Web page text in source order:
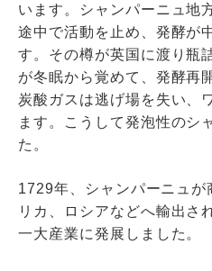
います。シャンパーニュ地
途中で活動を止め、発酵が
す。その樽が英国に渡り瓶
が冬眠から覚めて、発酵再
炭酸ガスは逃げ場を失い、
ます。こうして発泡性のシ
た。
1729年、シャンパーニュが
リカ、ロシアなどへ輸出さ
一大産業に発展しました。